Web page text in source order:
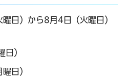
日）から8月4日（火曜日）
）
日）